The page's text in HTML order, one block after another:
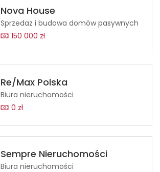
Nova House
Sprzedaż i budowa domów pasywnych
150 000 zł
Re/Max Polska
Biura nieruchomości
0 zł
Sempre Nieruchomości
Biura nieruchomości